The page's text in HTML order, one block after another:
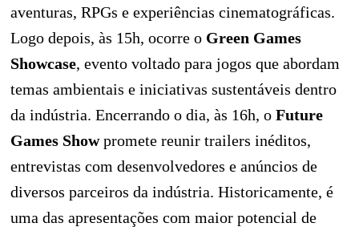
aventuras, RPGs e experiências cinematográficas.
Logo depois, às 15h, ocorre o Green Games
Showcase, evento voltado para jogos que abordam
temas ambientais e iniciativas sustentáveis dentro
da indústria. Encerrando o dia, às 16h, o Future
Games Showpromete reunir trailers inéditos,
entrevistas com desenvolvedores e anúncios de
diversos parceiros da indústria. Historicamente, é
uma das apresentações com maior potencial de